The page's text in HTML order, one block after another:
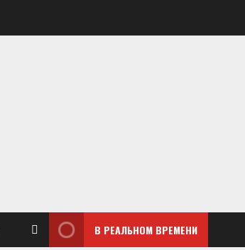
В РЕАЛЬНОМ ВРЕМЕНИ